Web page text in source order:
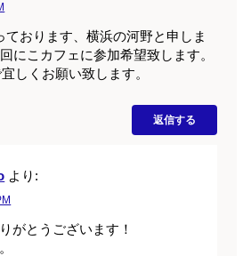
ております、横浜の河野と申しま
にこカフェに参加希望致します。
しくお願い致します。
返信する
より:
がとうございます！